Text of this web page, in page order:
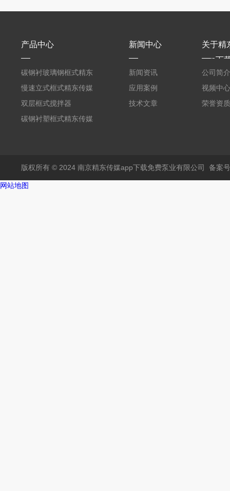
产品中心
碳钢衬玻璃钢框式精东
传媒入口
慢速立式框式精东传媒
入口
双层框式搅拌器
碳钢衬塑框式精东传媒
新闻中心
新闻资讯
应用案例
技术文章
关于精
app下
公司简介
视频中心
荣誉资质
版权所有 © 2024 南京精东传媒app下载免费泵业有限公司 备案
网站地图